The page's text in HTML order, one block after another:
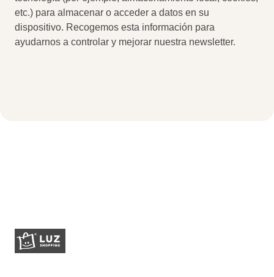
etc.) para almacenar o acceder a datos en su
dispositivo. Recogemos esta información para
ayudarnos a controlar y mejorar nuestra newsletter.